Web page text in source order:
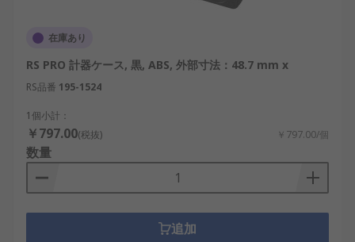
在庫あり
RS PRO 計器ケース, 黒, ABS, 外部寸法：48.7 mm x
RS品番 195-1524
1個小計：
￥797.00(税抜) ￥797.00/個
数量
追加